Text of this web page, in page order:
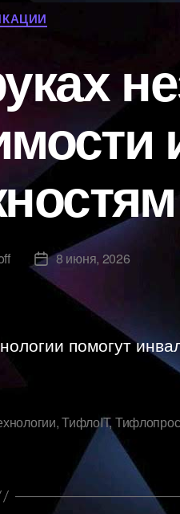
Рубрики
Дата
записи
8 июня, 2026
помогут
,ТифлоIT,